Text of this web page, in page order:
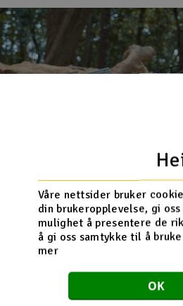
Våre nettsider bruker
din brukeropplevelse, gi
mulighet å presentere de
å gi oss samtykke til å
mer
OK